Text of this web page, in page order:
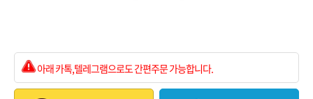
아래 카톡,텔레그램으로도 간편주문 가능합니다.